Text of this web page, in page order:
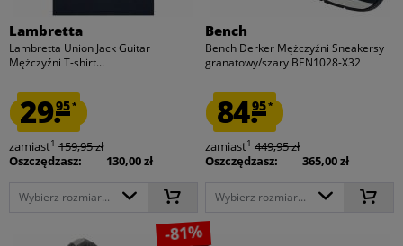
Lambretta
Lambretta Union Jack Guitar
Mężczyźni T-shirt...
29.95*
zamiast1 159,95 zł
Oszczędzasz:
130,00 zł
Wybierz rozmiar...
Bench
Bench Derker Mężczyźni Sneakersy
granatowy/szary BEN1028-X32
84.95*
zamiast1 449,95 zł
Oszczędzasz:
365,00 zł
Wybierz rozmiar...
-81%